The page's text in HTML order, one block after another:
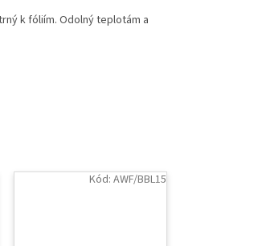
Kód: AWF/BBL15
k fóliím. Odolný teplotám a